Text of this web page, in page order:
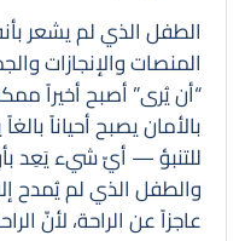
الطفل الذي لم يشعر
المنصات والإنجازات
“أن يُرى” أصبح أخيراً
بالأمان يصبح أحياناً
للتنبؤ — أيّ شيء يَعِد
والطفل الذي لم يُمدح
عاجزاً عن الراحة، لأنّ